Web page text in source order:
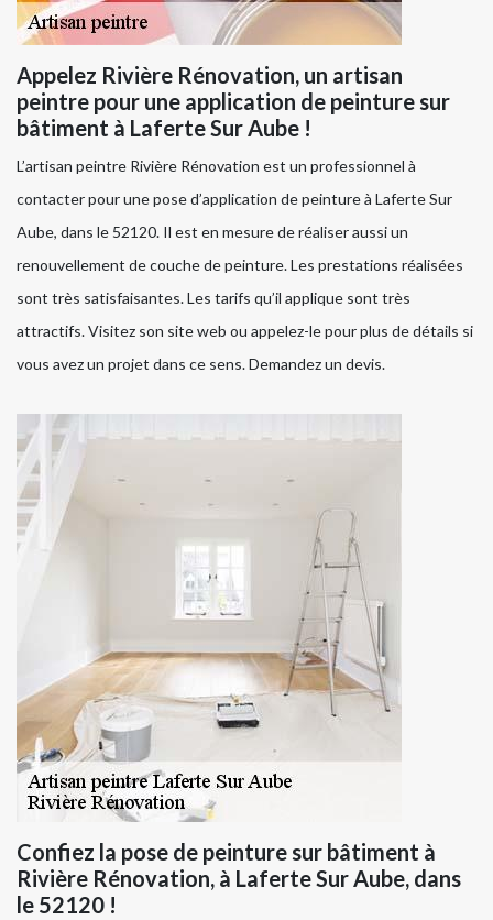
Appelez Rivière Rénovation, un artisan
peintre pour une application de peinture sur
bâtiment à Laferte Sur Aube !
L’artisan peintre Rivière Rénovation est un professionnel à
contacter pour une pose d’application de peinture à Laferte Sur
Aube, dans le 52120. Il est en mesure de réaliser aussi un
renouvellement de couche de peinture. Les prestations réalisées
sont très satisfaisantes. Les tarifs qu’il applique sont très
attractifs. Visitez son site web ou appelez-le pour plus de détails si
vous avez un projet dans ce sens. Demandez un devis.
Confiez la pose de peinture sur bâtiment à
Rivière Rénovation, à Laferte Sur Aube, dans
le 52120 !